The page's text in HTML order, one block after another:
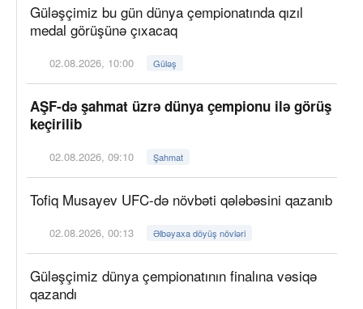
Güləşçimiz bu gün dünya çempionatında qızıl
medal görüşünə çıxacaq
02.08.2026, 10:00 Güləş
AŞF-də şahmat üzrə dünya çempionu ilə görüş
keçirilib
02.08.2026, 09:10 Şahmat
Tofiq Musayev UFC-də növbəti qələbəsini qazanıb
02.08.2026, 00:13 Əlbəyaxa döyüş növləri
Güləşçimiz dünya çempionatının finalına vəsiqə
qazandı